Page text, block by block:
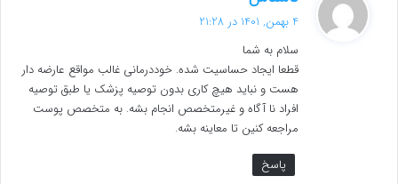
ف
:
4 بهمن, 1401 در 21:28
سلام به شما
قطعا ایجاد حساسیت شده. خوددرمانی غالب مواقع عارضه دار
هست و نباید هیچ کاری بدون توصیه پزشک یا طبق توصیه
افراد نا آگاه و غیرمتخصص انجام بشه. به متخصص پوست
مراجعه کنین تا معاینه بشه.
پاسخ